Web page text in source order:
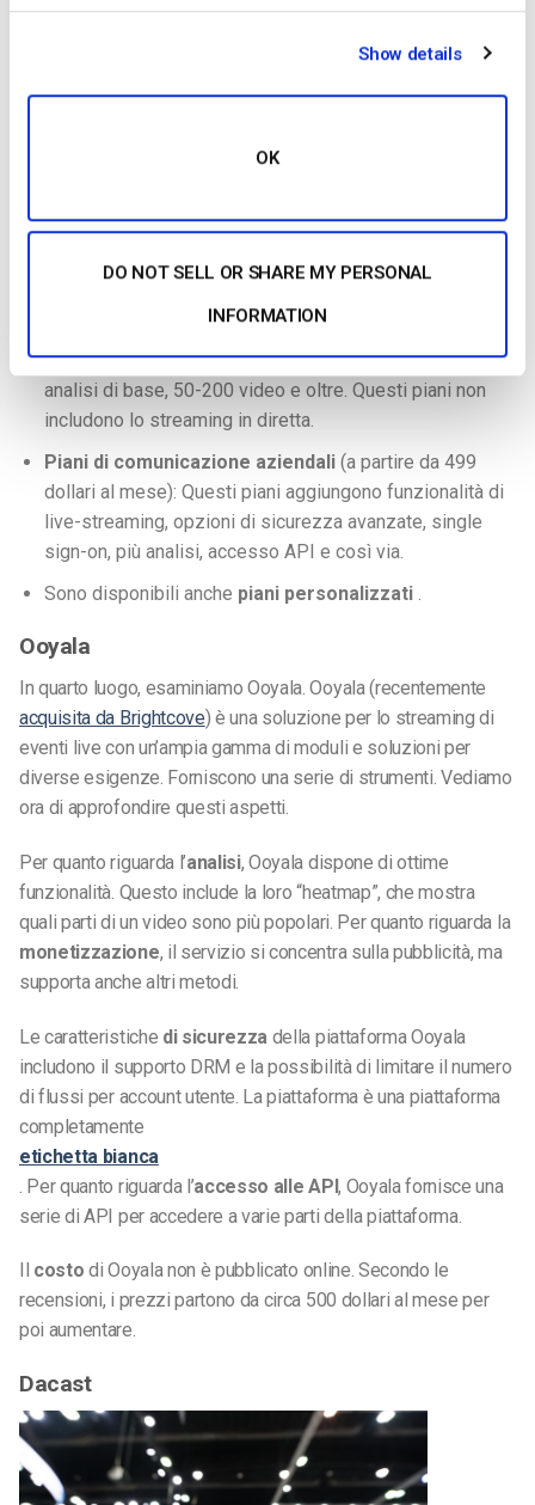
Show details
OK
DO NOT SELL OR SHARE MY PERSONAL
INFORMATION
monetizzazioneè inclusa anche attraverso un paywall (con i
piani di livello superiore). Sono disponibili anche varie funzioni
(499 dollari al mese). Il serviziowhite labelè disponibile per
video, ma solo nei piani Enterprise che
dal vivo sono i seguenti:
Portale video, condivisione sui social, integrazioni CRM,
analisi di base, 50-200 video e oltre. Questi piani non
includono lo streaming in diretta.
Piani di comunicazione aziendali (a partire da 499
dollari al mese): Questi piani aggiungono funzionalità di
live-streaming, opzioni di sicurezza avanzate, single
sign-on, più analisi, accesso API e così via.
Sono disponibili anche piani personalizzati
Ooyala
In quarto luogo, esaminiamo Ooyala. Ooyala (recentemente
acquisita da Brightcove) è una soluzione per lo streaming di
eventi live con un’ampia gamma di moduli e soluzioni per
diverse esigenze. Forniscono una serie di strumenti. Vediamo
ora di approfondire questi aspetti.
Per quanto riguarda l’analisi, Ooyala dispone di ottime
funzionalità. Questo include la loro “heatmap”, che mostra
quali parti di un video sono più popolari. Per quanto riguarda la
monetizzazione, il servizio si concentra sulla pubblicità, ma
supporta anche altri metodi.
Le caratteristiche di sicurezza della piattaforma Ooyala
includono il supporto DRM e la possibilità di limitare il numero
di flussi per account utente. La piattaforma è una piattaforma
completamente
etichetta bianca
. Per quanto riguarda l’accesso alle API, Ooyala fornisce una
serie di API per accedere a varie parti della piattaforma.
costodi Ooyala non è pubblicato online. Secondo le
recensioni, i prezzi partono da circa 500 dollari al mese per
poi aumentare.
Dacast